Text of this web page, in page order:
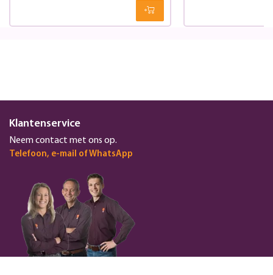
Klantenservice
Neem contact met ons op.
Telefoon, e-mail of WhatsApp